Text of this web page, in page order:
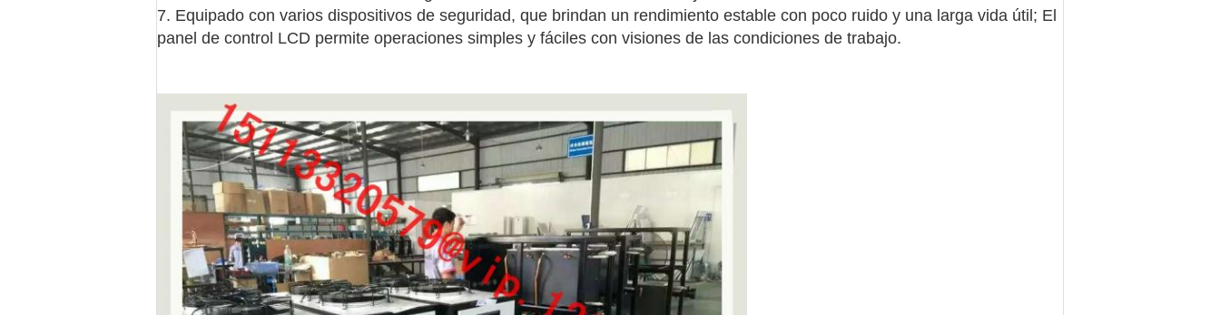
7. Equipado con varios dispositivos de seguridad, que brindan un rendimiento estable con poco ruido y una larga vida útil; El
panel de control LCD permite operaciones simples y fáciles con visiones de las condiciones de trabajo.